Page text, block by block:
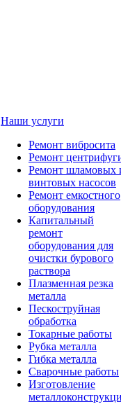
Наши услуги
Ремонт вибросита
Ремонт
Ремонт шламовых
винтовых насосов
Ремонт емкостного
оборудования
Капитальный
ремонт
оборудования для
очистки бурового
раствора
Плазменная резка
металла
Пескоструйная
обработка
Токарные работы
Рубка металла
Гибка металла
Сварочные работы
Изготовление